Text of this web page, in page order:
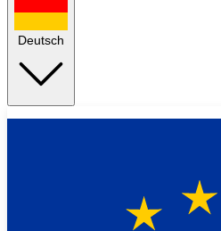
Deutsch